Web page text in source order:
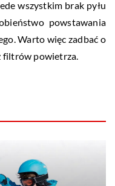
wszystkim brak pyłu
powstawania
Warto więc zadbać o
filtrów powietrza.